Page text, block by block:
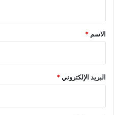
*
الاسم *
البريد الإلكتروني*